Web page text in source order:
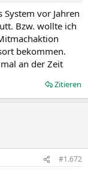
System vor Jahren
Bzw. wollte ich
bekommen.
an der Zeit
Zitieren
#1.672